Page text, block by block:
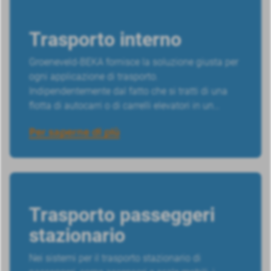
Trasporto interno
Groeneveld-BEKA fornisce la soluzione giusta per
ogni applicazione di trasporto.
Indipendentemente dal fatto che si tratti di una
flotta di autocarri o di carrelli elevatori in un
Per saperne di più
Trasporto passeggeri
stazionario
Nei sistemi per il trasporto stazionario di